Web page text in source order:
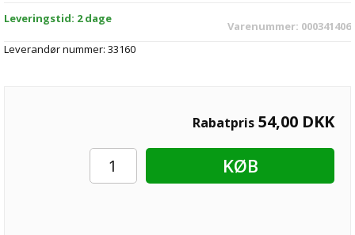
Leveringstid: 2 dage
Varenummer: 000341406
Leverandør nummer: 33160
Rabatpris 54,00 DKK
KØB